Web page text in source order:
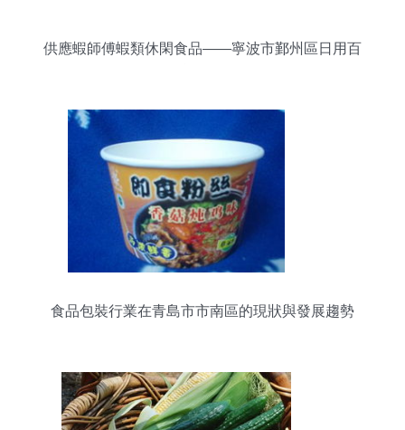
供應蝦師傅蝦類休閑食品——寧波市鄞州區日用百
食品包裝行業在青島市市南區的現狀與發展趨勢